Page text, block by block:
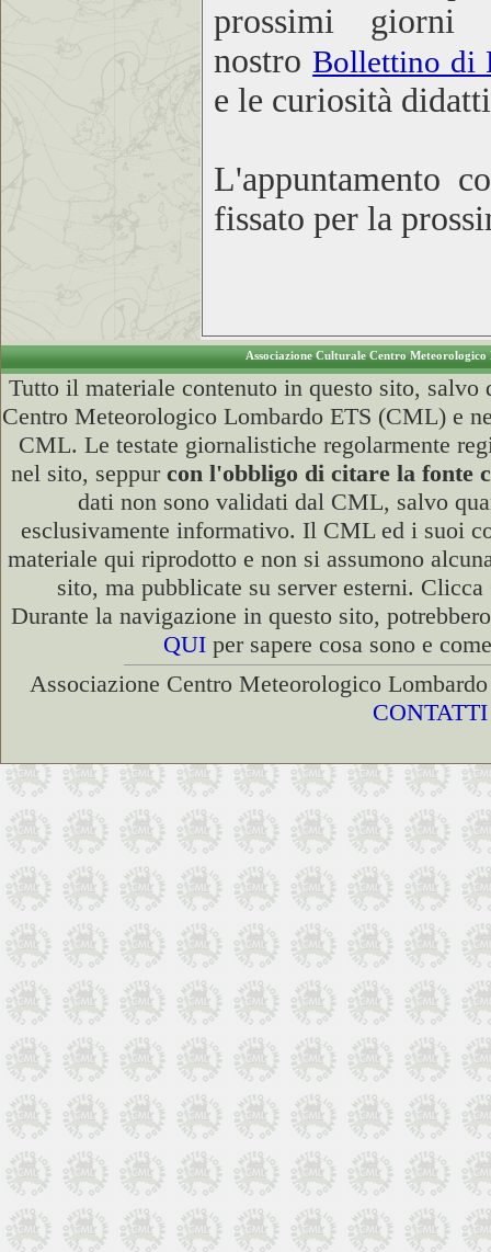
prossimi giorni
nostroBollettino di
e le curiosità
L'appuntamento
fissato per la
Associazione Culturale Centro Meteorologico
Tutto il materiale contenuto in questo sito,
Centro Meteorologico Lombardo ETS (CML) e
CML. Le testate giornalistiche regolarmente
nel sito, seppur con l'obbligo di citare la fonte
dati non sono validati dal CML, salvo
esclusivamente informativo. Il CML ed i suoi
materiale qui riprodotto e non si assumono
sito, ma pubblicate su server esterni. Clicca
Durante la navigazione in questo sito,
QUI per sapere cosa sono e
Associazione Centro Meteorologico
CONTATTI